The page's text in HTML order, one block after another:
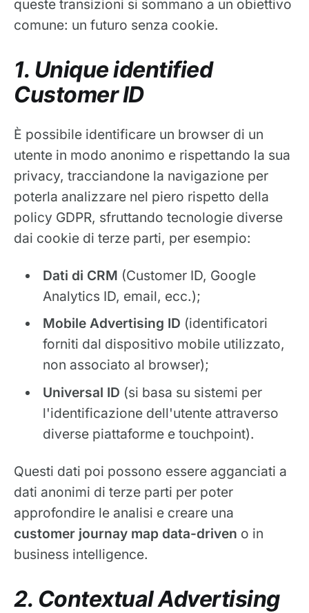
queste transizioni si sommano a un obiettivo
comune: un futuro senza cookie.
1. Unique identified
Customer ID
È possibile identificare un browser di un
utente in modo anonimo e rispettando la sua
privacy, tracciandone la navigazione per
poterla analizzare nel piero rispetto della
policy GDPR, sfruttando tecnologie diverse
dai cookie di terze parti, per esempio:
Dati di CRM (Customer ID, Google
Analytics ID, email, ecc.);
Mobile Advertising ID (identificatori
forniti dal dispositivo mobile utilizzato,
non associato al browser);
Universal ID (si basa su sistemi per
l'identificazione dell'utente attraverso
diverse piattaforme e touchpoint).
Questi dati poi possono essere agganciati a
dati anonimi di terze parti per poter
approfondire le analisi e creare una
customer journay map data-driven o in
business intelligence.
2. Contextual Advertising